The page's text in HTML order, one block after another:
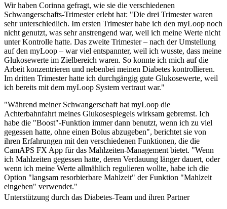
Wir haben Corinna gefragt, wie sie die verschiedenen
Schwangerschafts-Trimester erlebt hat: "Die drei Trimester waren
sehr unterschiedlich. Im ersten Trimester habe ich den myLoop noch
nicht genutzt, was sehr anstrengend war, weil ich meine Werte nicht
unter Kontrolle hatte. Das zweite Trimester – nach der Umstellung
auf den myLoop – war viel entspannter, weil ich wusste, dass meine
Glukosewerte im Zielbereich waren. So konnte ich mich auf die
Arbeit konzentrieren und nebenbei meinen Diabetes kontrollieren.
Im dritten Trimester hatte ich durchgängig gute Glukosewerte, weil
ich bereits mit dem myLoop System vertraut war."
"Während meiner Schwangerschaft hat myLoop die
Achterbahnfahrt meines Glukosespiegels wirksam gebremst. Ich
habe die "Boost"-Funktion immer dann benutzt, wenn ich zu viel
gegessen hatte, ohne einen Bolus abzugeben", berichtet sie von
ihren Erfahrungen mit den verschiedenen Funktionen, die die
CamAPS FX App für das Mahlzeiten-Management bietet. "Wenn
ich Mahlzeiten gegessen hatte, deren Verdauung länger dauert, oder
wenn ich meine Werte allmählich regulieren wollte, habe ich die
Option "langsam resorbierbare Mahlzeit" der Funktion "Mahlzeit
eingeben" verwendet."
Unterstützung durch das Diabetes-Team und ihren Partner